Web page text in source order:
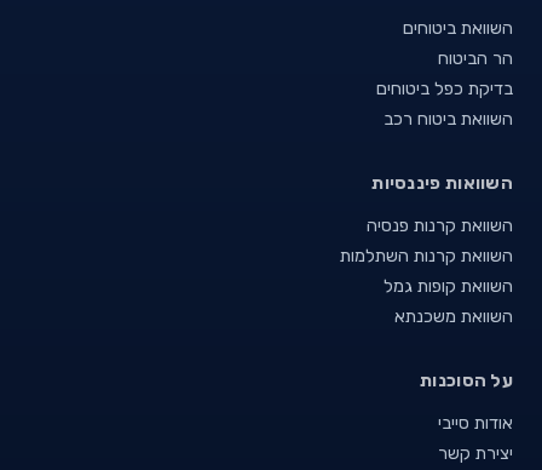
השוואת ביטוחים
הר הביטוח
בדיקת כפל ביטוחים
השוואת ביטוח רכב
השוואות פיננסיות
השוואת קרנות פנסיה
השוואת קרנות השתלמות
השוואת קופות גמל
השוואת משכנתא
על הסוכנות
אודות סייבי
יצירת קשר